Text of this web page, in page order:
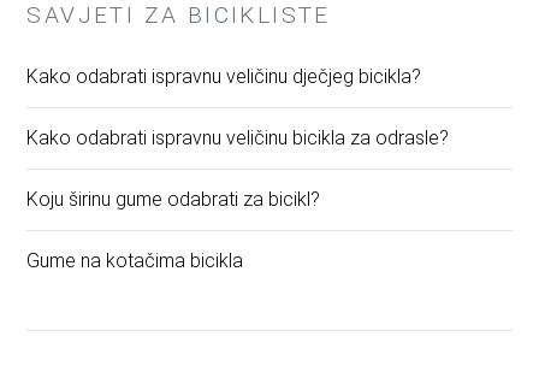
SAVJETI ZA BICIKLISTE
Kako odabrati ispravnu veličinu dječjeg bicikla?
Kako odabrati ispravnu veličinu bicikla za odrasle?
Koju širinu gume odabrati za bicikl?
Gume na kotačima bicikla